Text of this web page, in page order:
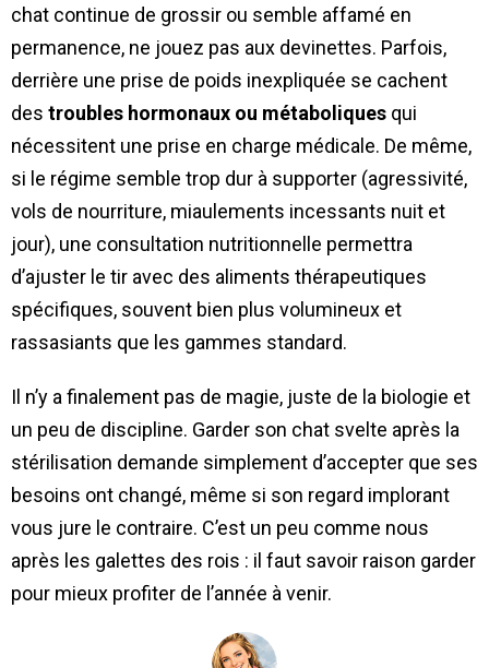
chat continue de grossir ou semble affamé en
permanence, ne jouez pas aux devinettes. Parfois,
derrière une prise de poids inexpliquée se cachent
des troubles hormonaux ou métaboliques qui
nécessitent une prise en charge médicale. De même,
si le régime semble trop dur à supporter (agressivité,
vols de nourriture, miaulements incessants nuit et
jour), une consultation nutritionnelle permettra
d’ajuster le tir avec des aliments thérapeutiques
spécifiques, souvent bien plus volumineux et
rassasiants que les gammes standard.
Il n’y a finalement pas de magie, juste de la biologie et
un peu de discipline. Garder son chat svelte après la
stérilisation demande simplement d’accepter que ses
besoins ont changé, même si son regard implorant
vous jure le contraire. C’est un peu comme nous
après les galettes des rois : il faut savoir raison garder
pour mieux profiter de l’année à venir.